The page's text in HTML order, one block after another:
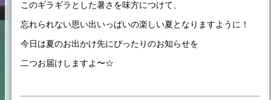
このギラギラとした暑さを味方につけて、
忘れられない思い出いっぱいの楽しい夏となりますように！
今日は夏のお出かけ先にぴったりのお知らせを
二つお届けしますよ〜☆